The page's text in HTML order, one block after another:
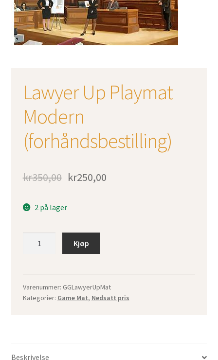
Lawyer Up Playmat
Modern
(forhåndsbestilling)
kr350,00 kr250,00
2 på lager
(forhåndsbestilling)
antall
Kjøp
Varenummer: GGLawyerUpMat
Kategorier: Game Mat, Nedsatt pris
Beskrivelse